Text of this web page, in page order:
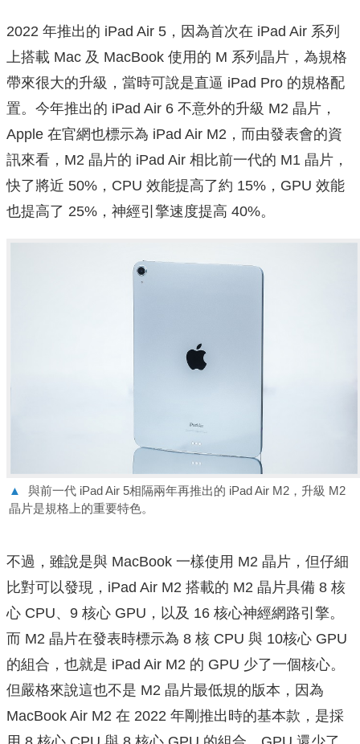
2022 年推出的 iPad Air 5，因為首次在 iPad Air 系列
上搭載 Mac 及 MacBook 使用的 M 系列晶片，為規格
帶來很大的升級，當時可說是直逼 iPad Pro 的規格配
置。今年推出的 iPad Air 6 不意外的升級 M2 晶片，
Apple 在官網也標示為 iPad Air M2，而由發表會的資
訊來看，M2 晶片的 iPad Air 相比前一代的 M1 晶片，
快了將近 50%，CPU 效能提高了約 15%，GPU 效能
也提高了 25%，神經引擎速度提高 40%。
▲
與前一代 iPad Air 5相隔兩年再推出的 iPad Air M2，升級 M2
晶片是規格上的重要特色。
不過，雖說是與 MacBook 一樣使用 M2 晶片，但仔細
比對可以發現，iPad Air M2 搭載的 M2 晶片具備 8 核
心 CPU、9 核心 GPU，以及 16 核心神經網路引擎。
而 M2 晶片在發表時標示為 8 核 CPU 與 10核心 GPU
的組合，也就是 iPad Air M2 的 GPU 少了一個核心。
但嚴格來說這也不是 M2 晶片最低規的版本，因為
MacBook Air M2 在 2022 年剛推出時的基本款，是採